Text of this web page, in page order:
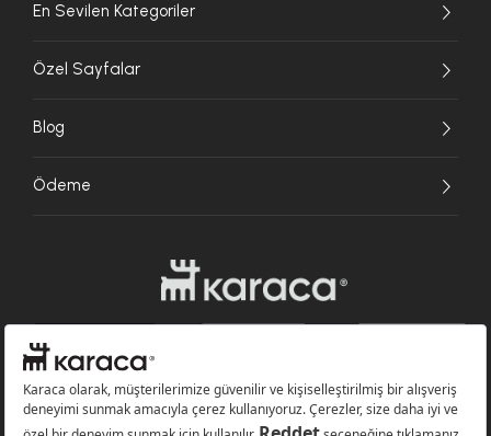
En Sevilen Kategoriler
Özel Sayfalar
Blog
Ödeme